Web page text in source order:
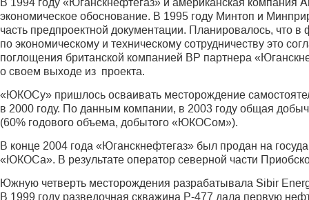
В 1994 году «Юганскнефтегаз» и американская компания
экономическое обоснование. В 1995 году Минтоп и
часть предпроектной документации. Планировалось, что
по экономическому и техническому сотрудничеству это
поглощения британской компанией ВР партнера
о своем выходе из проекта.
«ЮКОСу» пришлось осваивать месторождение
в 2000 году. По данным компании, в 2003 году общая
(60% годового объема, добытого «ЮКОСом»).
В конце 2004 года «Юганскнефтегаз» был продан на
«ЮКОСа». В результате оператор северной части
Южную четверть месторождения разрабатывала Sibir
В 1999 году разведочная скважина Р-477 дала первую